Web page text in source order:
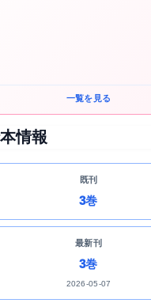
一覧を見る
情報
既刊
3巻
最新刊
3巻
2026-05-07